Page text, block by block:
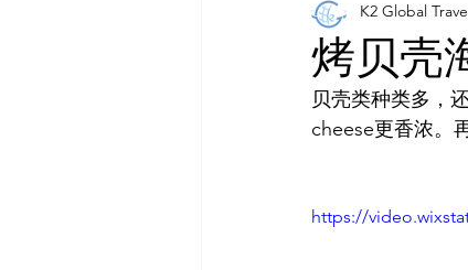
江陵 杨平
巨济岛 济州
烤贝壳
K2 Global
贝壳类种类多，
cheese更香浓。
https://